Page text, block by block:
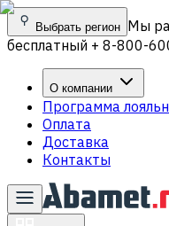
Выбрать регион Мы
бесплатный + 8-800-
О компании
Программа
Оплата
Доставка
Контакты